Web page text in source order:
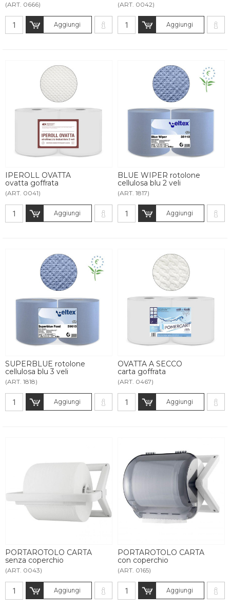
(ART. 0666)
Aggiungi
(ART. 0042)
Aggiungi
IPEROLL OVATTA
ovatta goffrata
(ART. 0041)
Aggiungi
BLUE WIPER rotolone
cellulosa blu 2 veli
(ART. 1817)
Aggiungi
SUPERBLUE rotolone
cellulosa blu 3 veli
(ART. 1818)
Aggiungi
OVATTA A SECCO
carta goffrata
(ART. 0467)
Aggiungi
PORTAROTOLO CARTA
senza coperchio
(ART. 0043)
Aggiungi
PORTAROTOLO CARTA
con coperchio
(ART. 0165)
Aggiungi